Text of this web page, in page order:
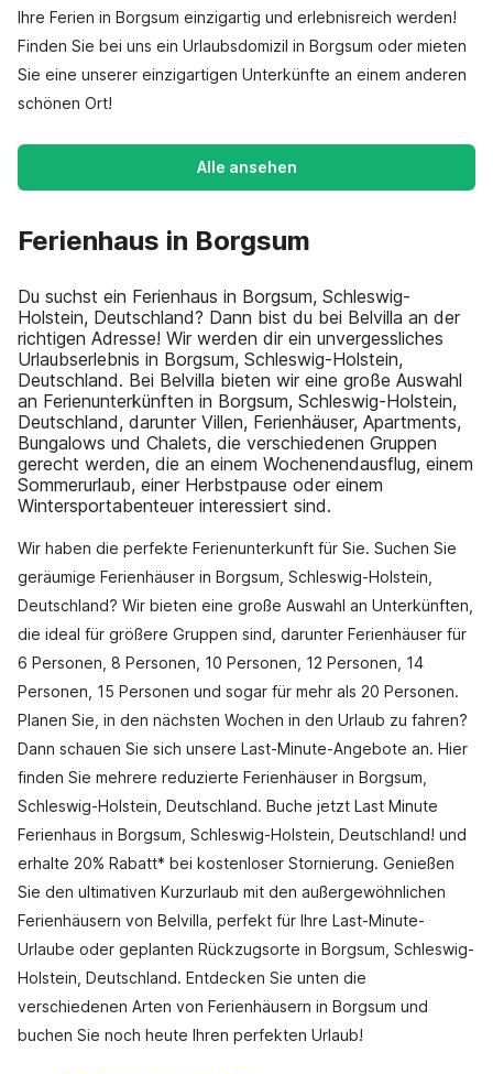
Ihre Ferien in Borgsum einzigartig und erlebnisreich werden!
Finden Sie bei uns ein Urlaubsdomizil in Borgsum oder mieten
Sie eine unserer einzigartigen Unterkünfte an einem anderen
schönen Ort!
Alle ansehen
Ferienhaus in Borgsum
Du suchst ein Ferienhaus in Borgsum, Schleswig-
Holstein, Deutschland? Dann bist du bei Belvilla an der
richtigen Adresse! Wir werden dir ein unvergessliches
Urlaubserlebnis in Borgsum, Schleswig-Holstein,
Deutschland. Bei Belvilla bieten wir eine große Auswahl
an Ferienunterkünften in Borgsum, Schleswig-Holstein,
Deutschland, darunter Villen, Ferienhäuser, Apartments,
Bungalows und Chalets, die verschiedenen Gruppen
gerecht werden, die an einem Wochenendausflug, einem
Sommerurlaub, einer Herbstpause oder einem
Wintersportabenteuer interessiert sind.
Wir haben die perfekte Ferienunterkunft für Sie. Suchen Sie
geräumige Ferienhäuser in Borgsum, Schleswig-Holstein,
Deutschland? Wir bieten eine große Auswahl an Unterkünften,
die ideal für größere Gruppen sind, darunter Ferienhäuser für
6 Personen, 8 Personen, 10 Personen, 12 Personen, 14
Personen, 15 Personen und sogar für mehr als 20 Personen.
Planen Sie, in den nächsten Wochen in den Urlaub zu fahren?
Dann schauen Sie sich unsere Last-Minute-Angebote an. Hier
finden Sie mehrere reduzierte Ferienhäuser in Borgsum,
Schleswig-Holstein, Deutschland. Buche jetzt Last Minute
Ferienhaus in Borgsum, Schleswig-Holstein, Deutschland! und
erhalte 20% Rabatt* bei kostenloser Stornierung. Genießen
Sie den ultimativen Kurzurlaub mit den außergewöhnlichen
Ferienhäusern von Belvilla, perfekt für Ihre Last-Minute-
Urlaube oder geplanten Rückzugsorte in Borgsum, Schleswig-
Holstein, Deutschland. Entdecken Sie unten die
verschiedenen Arten von Ferienhäusern in Borgsum und
buchen Sie noch heute Ihren perfekten Urlaub!